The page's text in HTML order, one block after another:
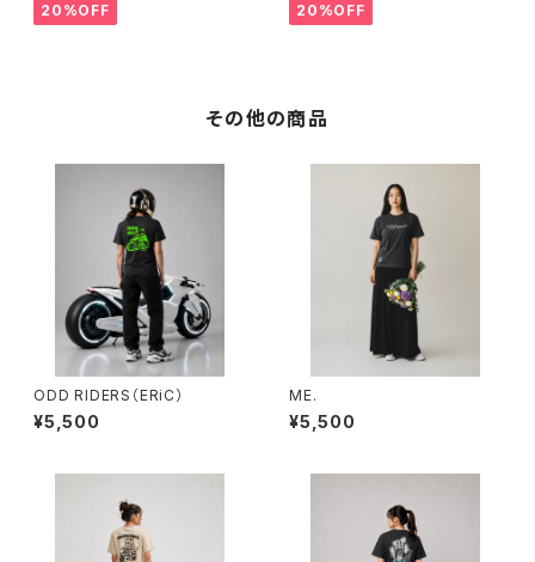
20%OFF 20%OFF
その他の商品
ODD RIDERS（ERiC）
¥5,500
ME.
¥5,500